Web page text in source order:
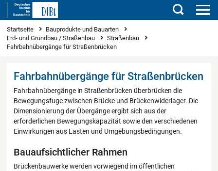
Suchen
Sie sind hier
Startseite
Bauprodukte und Bauarten
Erd- und Grundbau / Straßenbau
Straßenbau
Fahrbahnübergänge für Straßenbrücken
Fahrbahnübergänge für Straßenbrücken
Fahrbahnübergänge in Straßenbrücken überbrücken die
Bewegungsfuge zwischen Brücke und Brückenwiderlager. Die
Dimensionierung der Übergänge ergibt sich aus der
erforderlichen Bewegungskapazität sowie den verschiedenen
Einwirkungen aus Lasten und Umgebungsbedingungen.
Bauaufsichtlicher Rahmen
Brückenbauwerke werden vorwiegend im öffentlichen